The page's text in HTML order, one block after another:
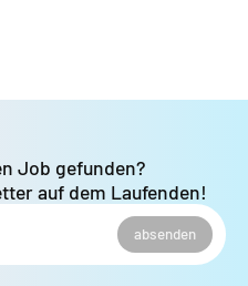
absenden
Job gefunden?
auf dem Laufenden!